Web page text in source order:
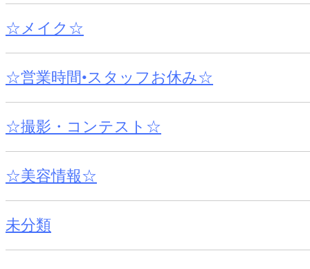
☆メイク☆
☆営業時間•スタッフお休み☆
☆撮影・コンテスト☆
☆美容情報☆
未分類